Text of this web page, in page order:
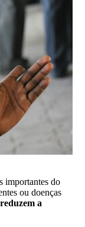
importantes do
ou doenças
a